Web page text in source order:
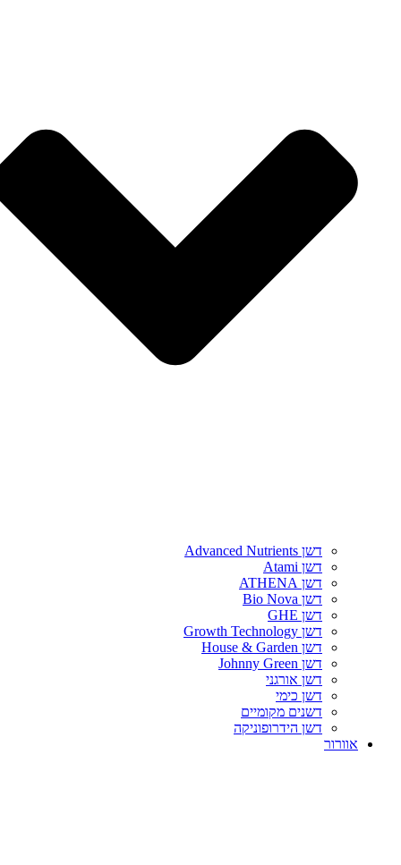
דשן Advanced Nutrients
דשן Atami
דשן ATHENA
דשן Bio Nova
דשן GHE
דשן Growth Technology
דשן House & Garden
דשן Johnny Green
דשן אורגני
דשן כימי
דשנים מקומיים
דשן הידרופוניקה
אוורור